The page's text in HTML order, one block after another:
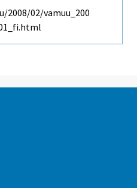
02/vamuu_200